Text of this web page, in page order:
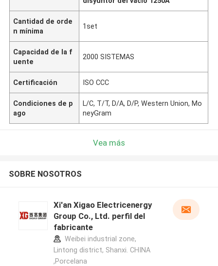
Cantidad de orde
n mínima
1set
Capacidad de la f
uente
2000 SISTEMAS
Certificación ISO CCC
Condiciones de p
ago
L/C, T/T, D/A, D/P, Western Union, Mo
neyGram
Vea más
SOBRE NOSOTROS
Xi'an Xigao Electricenergy
Group Co., Ltd. perfil del
fabricante
Weibei industrial zone,
Lintong district, Shanxi. CHINA
,Porcelana